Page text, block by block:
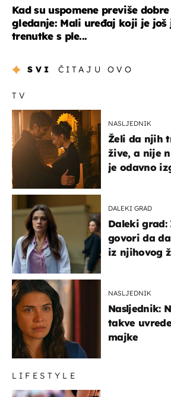
Kad su uspomene previše
gledanje: Mali uređaj koji je još
trenutke s ple...
SVI ČITAJU OVO
TV
NASLJEDNIK
Želi da njih
žive, a nije
je odavno
DALEKI GRAD
Daleki
govori da
iz njihovog
NASLJEDNIK
Nasljednik:
takve
majke
LIFESTYLE